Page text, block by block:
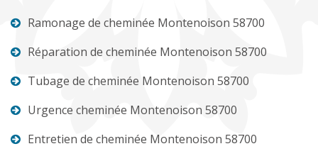
Ramonage de cheminée Montenoison 58700
Réparation de cheminée Montenoison 58700
Tubage de cheminée Montenoison 58700
Urgence cheminée Montenoison 58700
Entretien de cheminée Montenoison 58700